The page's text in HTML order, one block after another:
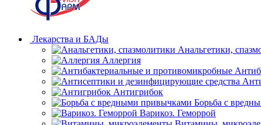
Лекарства и БАДы
Анальгетики,
Аллергия
Антигрибок
Борьба с
Варикоз. Геморрой